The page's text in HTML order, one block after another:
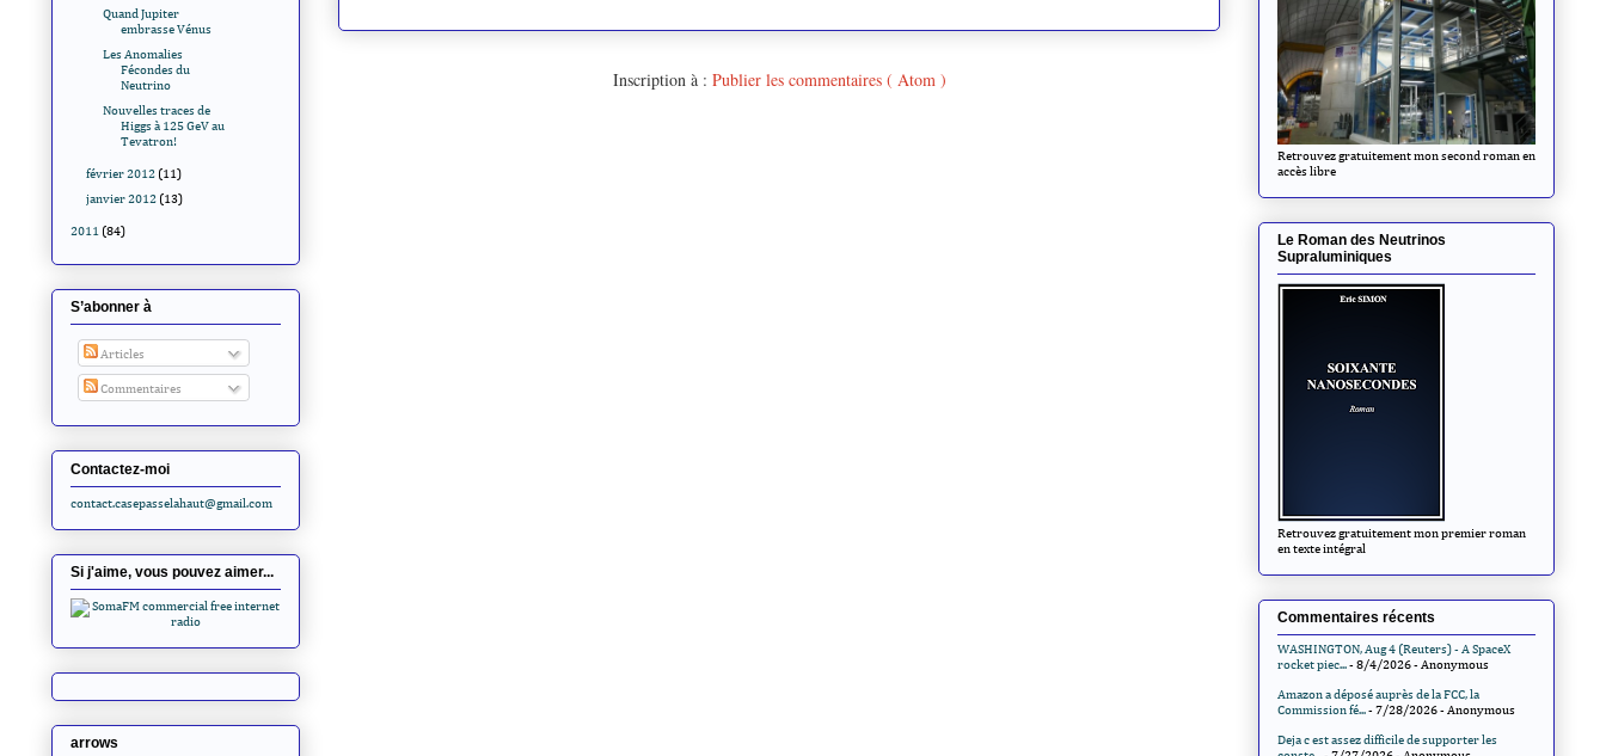
Inscription à : Publier les commentaires ( Atom )
Quand Jupiter
embrasse Vénus
Les Anomalies
Fécondes du
Neutrino
Nouvelles traces de
Higgs à 125 GeV au
Tevatron!
février 2012 (11)
janvier 2012 (13)
2011 (84)
S’abonner à
Articles
Commentaires
Contactez-moi
contact.casepasselahaut@gmail.com
Si j'aime, vous pouvez aimer...
arrows
Retrouvez gratuitement mon second roman en
accès libre
Le Roman des Neutrinos
Supraluminiques
Retrouvez gratuitement mon premier roman
en texte intégral
Commentaires récents
WASHINGTON, Aug 4 (Reuters) - A SpaceX
rocket piec...- 8/4/2026- Anonymous
Amazon a déposé auprès de la FCC, la
Commission fé...- 7/28/2026- Anonymous
Deja c est assez difficile de supporter les